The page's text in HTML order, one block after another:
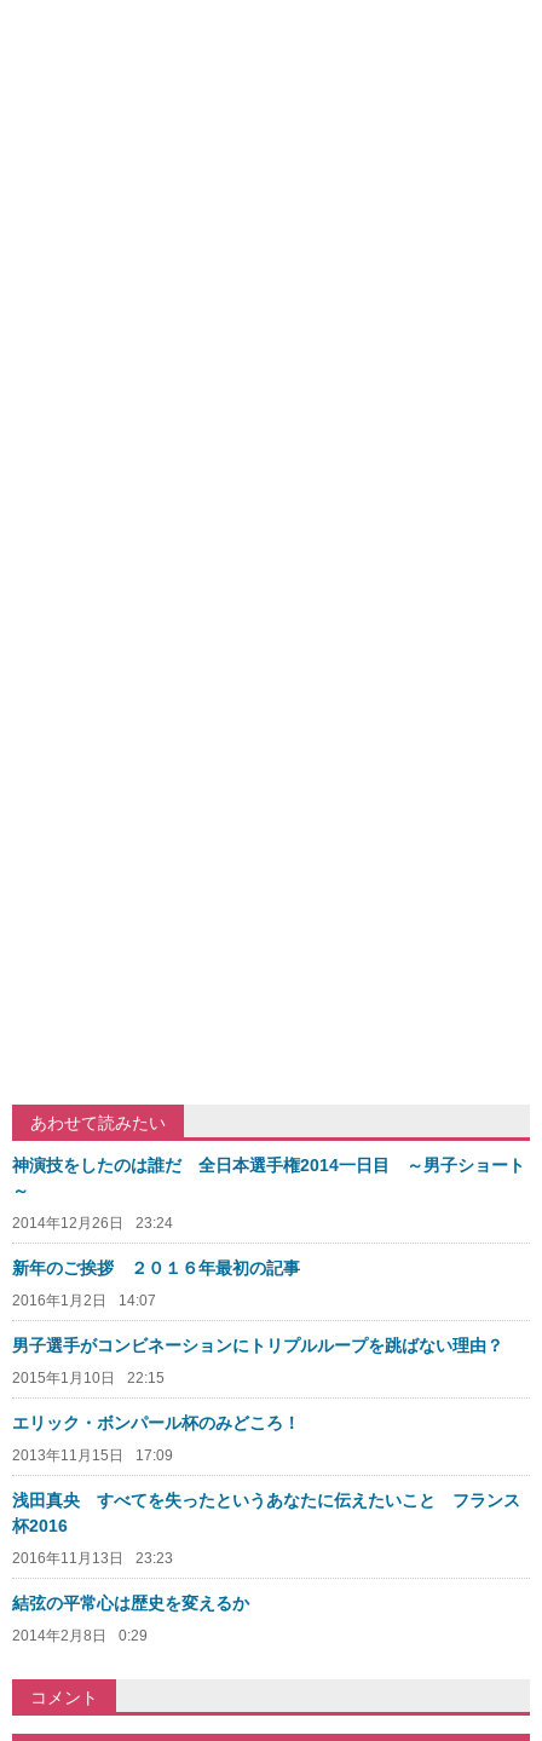
あわせて読みたい
神演技をしたのは誰だ 全日本選手権2014一日目 ～男子ショート
～
2014年12月26日 23:24
新年のご挨拶 ２０１６年最初の記事
2016年1月2日 14:07
男子選手がコンビネーションにトリプルループを跳ばない理由？
2015年1月10日 22:15
エリック・ボンパール杯のみどころ！
2013年11月15日 17:09
浅田真央 すべてを失ったというあなたに伝えたいこと フランス
杯2016
2016年11月13日 23:23
結弦の平常心は歴史を変えるか
2014年2月8日 0:29
コメント